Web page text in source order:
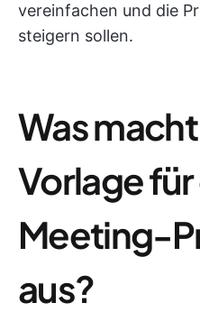
vereinfachen und die
steigern sollen.
Was
Vorlage für
Meeting-
aus?